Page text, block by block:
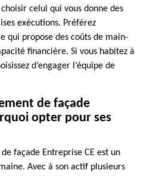
celui qui vous donne des
exécutions. Préférez
qui propose des coûts de main-
financière. Si vous habitez à
d’engager l’équipe de
de façade
opter pour ses
façade Entreprise CE est un
Avec à son actif plusieurs